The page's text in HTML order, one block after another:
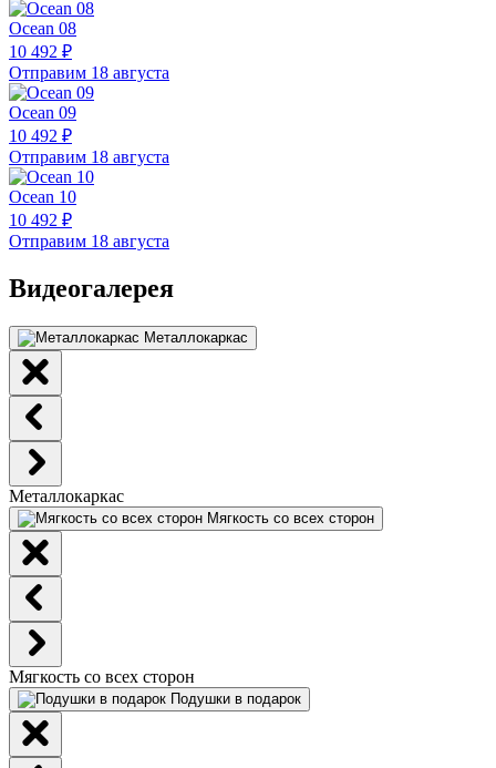
Ocean 08
10 492 ₽
Отправим 18 августа
Ocean 09
10 492 ₽
Отправим 18 августа
Ocean 10
10 492 ₽
Отправим 18 августа
Видеогалерея
Металлокаркас
Металлокаркас
Мягкость со всех сторон
Мягкость со всех сторон
Подушки в подарок